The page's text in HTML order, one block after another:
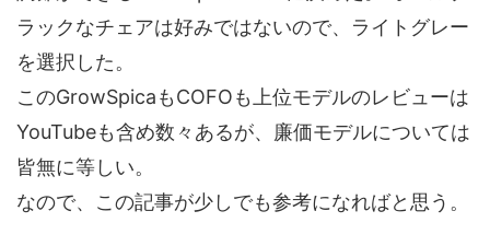
ラックなチェアは好みではないので、ライトグレー
を選択した。
このGrowSpicaもCOFOも上位モデルのレビューは
YouTubeも含め数々あるが、廉価モデルについては
皆無に等しい。
なので、この記事が少しでも参考になればと思う。